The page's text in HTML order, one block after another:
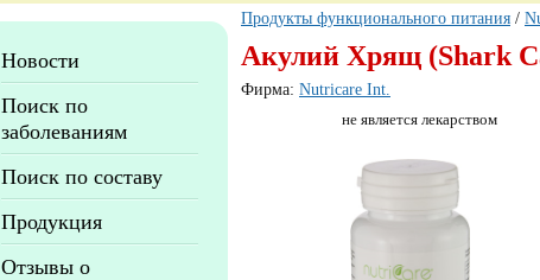
Новости
Поиск по
заболеваниям
Поиск по составу
Продукция
Отзывы о
Продукты функционального питания /
Акулий Хрящ (Shark
Фирма: Nutricare Int.
не является лекарством